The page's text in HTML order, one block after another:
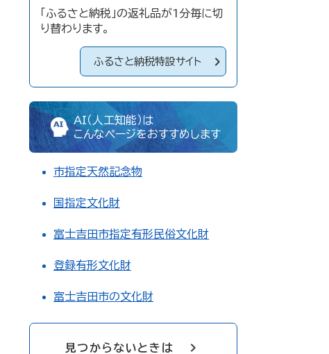
「ふるさと納税」の返礼品が1分毎に切
り替わります。
ふるさと納税特設サイト
AI（人工知能）は
こんなページをおすすめします
市指定天然記念物
国指定文化財
富士吉田市指定有形民俗文化財
登録有形文化財
富士吉田市の文化財
見つからないときは